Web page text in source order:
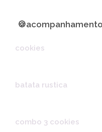
cookies
batata rustica
combo 3 cookies